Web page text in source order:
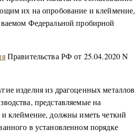
их на опробование и клеймение,
Федеральной пробирной
Правительства РФ от 25.04.2020 N
изделия из драгоценных металлов
представляемые на
и клеймение, должны иметь четкий
в установленном порядке